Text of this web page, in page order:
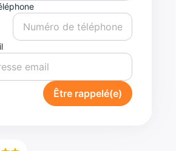
Être rappelé(e)